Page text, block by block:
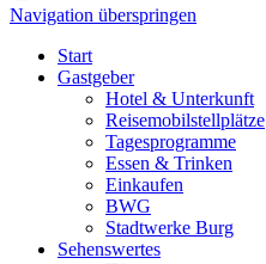
Navigation überspringen
Start
Gastgeber
Hotel & Unterkunft
Reisemobilstellplätze
Tagesprogramme
Essen & Trinken
Einkaufen
BWG
Stadtwerke Burg
Sehenswertes